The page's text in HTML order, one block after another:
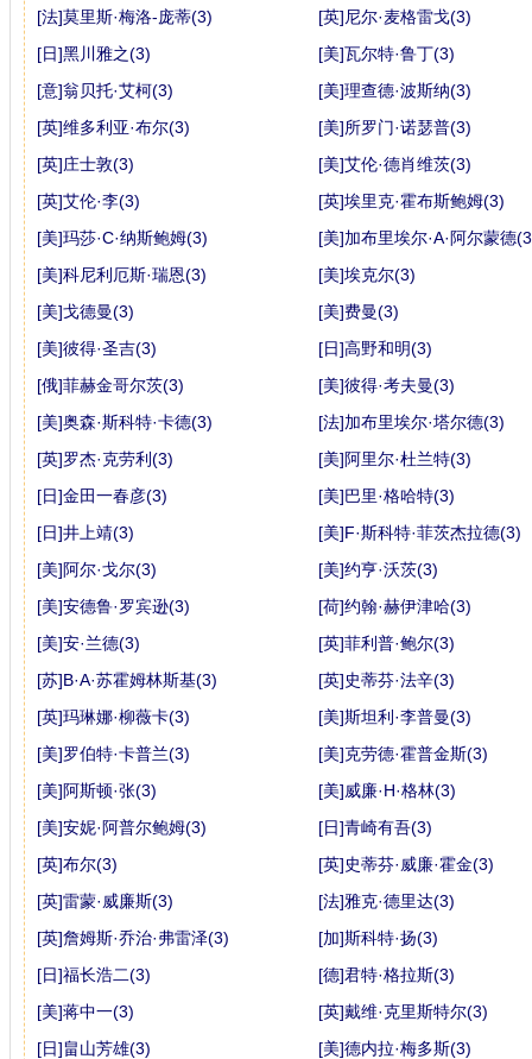
[法]莫里斯·梅洛-庞蒂(3)
[英]尼尔·麦格雷戈(3)
[日]黑川雅之(3)
[美]瓦尔特·鲁丁(3)
[意]翁贝托·艾柯(3)
[美]理查德·波斯纳(3)
[英]维多利亚·布尔(3)
[美]所罗门·诺瑟普(3)
[英]庄士敦(3)
[美]艾伦·德肖维茨(3)
[英]艾伦·李(3)
[英]埃里克·霍布斯鲍姆(3)
[美]玛莎·C·纳斯鲍姆(3)
[美]加布里埃尔·A·阿尔蒙德
[美]科尼利厄斯·瑞恩(3)
[美]埃克尔(3)
[美]戈德曼(3)
[美]费曼(3)
[美]彼得·圣吉(3)
[日]高野和明(3)
[俄]菲赫金哥尔茨(3)
[美]彼得·考夫曼(3)
[美]奥森·斯科特·卡德(3)
[法]加布里埃尔·塔尔德(3)
[英]罗杰·克劳利(3)
[美]阿里尔·杜兰特(3)
[日]金田一春彦(3)
[美]巴里·格哈特(3)
[日]井上靖(3)
[美]F·斯科特·菲茨杰拉德(3)
[美]阿尔·戈尔(3)
[美]约亨·沃茨(3)
[美]安德鲁·罗宾逊(3)
[荷]约翰·赫伊津哈(3)
[美]安·兰德(3)
[英]菲利普·鲍尔(3)
[苏]B·A·苏霍姆林斯基(3)
[英]史蒂芬·法辛(3)
[英]玛琳娜·柳薇卡(3)
[美]斯坦利·李普曼(3)
[美]罗伯特·卡普兰(3)
[美]克劳德·霍普金斯(3)
[美]阿斯顿·张(3)
[美]威廉·H·格林(3)
[美]安妮·阿普尔鲍姆(3)
[日]青崎有吾(3)
[英]布尔(3)
[英]史蒂芬·威廉·霍金(3)
[英]雷蒙·威廉斯(3)
[法]雅克·德里达(3)
[英]詹姆斯·乔治·弗雷泽(3)
[加]斯科特·扬(3)
[日]福长浩二(3)
[德]君特·格拉斯(3)
[美]蒋中一(3)
[英]戴维·克里斯特尔(3)
[日]畠山芳雄(3)
[美]德内拉·梅多斯(3)